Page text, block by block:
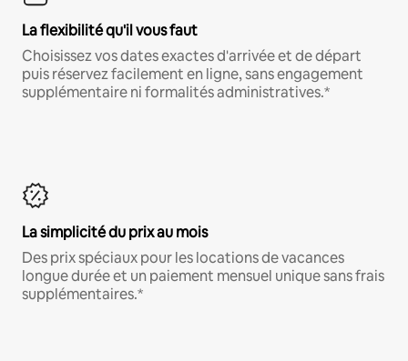
La flexibilité qu'il vous faut
Choisissez vos dates exactes d'arrivée et de départ
puis réservez facilement en ligne, sans engagement
supplémentaire ni formalités administratives.*
La simplicité du prix au mois
Des prix spéciaux pour les locations de vacances
longue durée et un paiement mensuel unique sans frais
supplémentaires.*